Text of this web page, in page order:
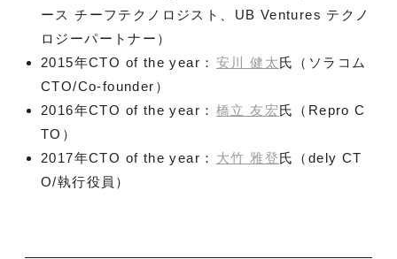
ース チーフテクノロジスト、UB Ventures テクノ
ロジーパートナー）
2015年CTO of the year： 安川 健太氏（ソラコム
CTO/Co-founder）
2016年CTO of the year： 橋立 友宏氏（Repro C
TO）
2017年CTO of the year： 大竹 雅登氏（dely CT
O/執行役員）